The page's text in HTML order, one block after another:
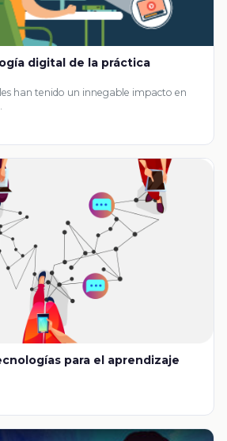
digital de la práctica
han tenido un innegable impacto en
para el aprendizaje